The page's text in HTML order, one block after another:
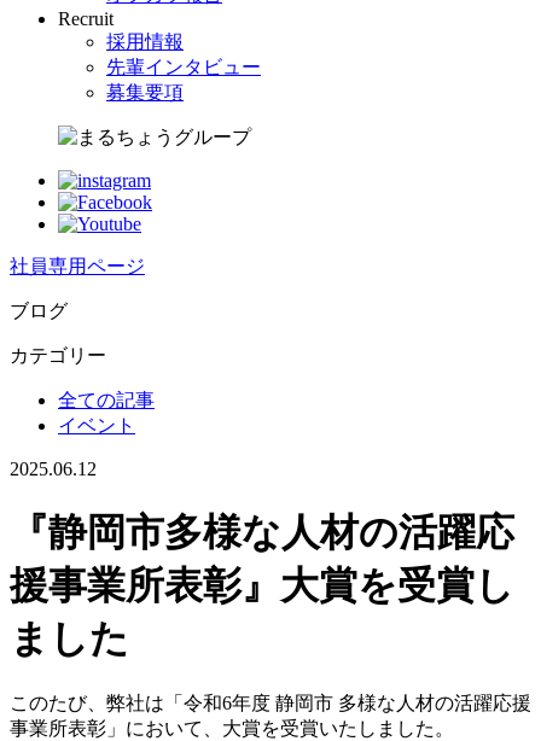
Recruit
採用情報
先輩インタビュー
募集要項
社員専用ページ
ブログ
カテゴリー
全ての記事
イベント
2025.06.12
『静岡市多様な人材の活躍応
援事業所表彰』大賞を受賞し
ました
このたび、弊社は「令和6年度 静岡市 多様な人材の活躍応援
事業所表彰」において、大賞を受賞いたしました。